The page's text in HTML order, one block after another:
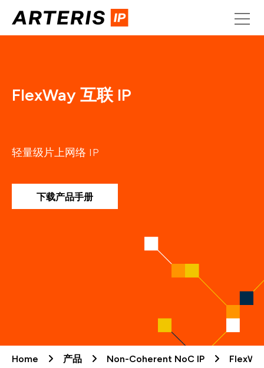
FlexWay 互联 IP
轻量级片上网络 IP
下载产品手册
Home 产品 Non-Coherent NoC IP